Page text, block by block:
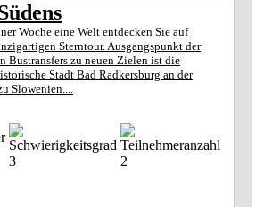
Woche eine Welt entdecken Sie auf
Sterntour. Ausgangspunkt der
Bustransfers zu neuen Zielen ist die
Stadt Bad Radkersburg an der
Slowenien....
3 2